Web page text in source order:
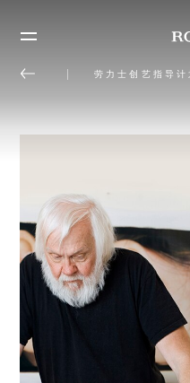
劳力士创艺指导计